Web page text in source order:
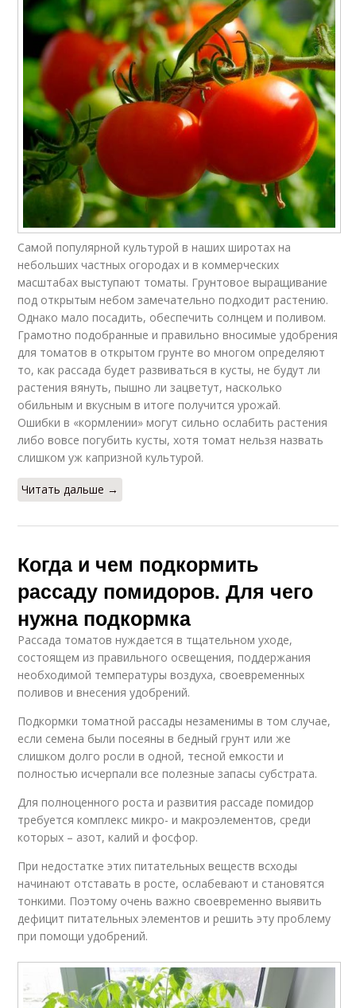
Самой популярной культурой в наших широтах на
небольших частных огородах и в коммерческих
масштабах выступают томаты. Грунтовое выращивание
под открытым небом замечательно подходит растению.
Однако мало посадить, обеспечить солнцем и поливом.
Грамотно подобранные и правильно вносимые удобрения
для томатов в открытом грунте во многом определяют
то, как рассада будет развиваться в кусты, не будут ли
растения вянуть, пышно ли зацветут, насколько
обильным и вкусным в итоге получится урожай.
Ошибки в «кормлении» могут сильно ослабить растения
либо вовсе погубить кусты, хотя томат нельзя назвать
слишком уж капризной культурой.
Читать дальше →
Когда и чем подкормить
рассаду помидоров. Для чего
нужна подкормка
Рассада томатов нуждается в тщательном уходе,
состоящем из правильного освещения, поддержания
необходимой температуры воздуха, своевременных
поливов и внесения удобрений.
Подкормки томатной рассады незаменимы в том случае,
если семена были посеяны в бедный грунт или же
слишком долго росли в одной, тесной емкости и
полностью исчерпали все полезные запасы субстрата.
Для полноценного роста и развития рассаде помидор
требуется комплекс микро- и макроэлементов, среди
которых – азот, калий и фосфор.
При недостатке этих питательных веществ всходы
начинают отставать в росте, ослабевают и становятся
тонкими. Поэтому очень важно своевременно выявить
дефицит питательных элементов и решить эту проблему
при помощи удобрений.